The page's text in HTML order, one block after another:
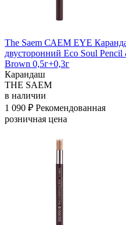
The Saem САЕМ EYE
двусторонний Eco Soul
Brown 0,5г+0,3г
Карандаш
THE SAEM
в наличии
1 090 ₽ Рекомендованная
розничная цена